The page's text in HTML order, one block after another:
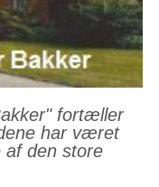
fortæller
har været
af den store